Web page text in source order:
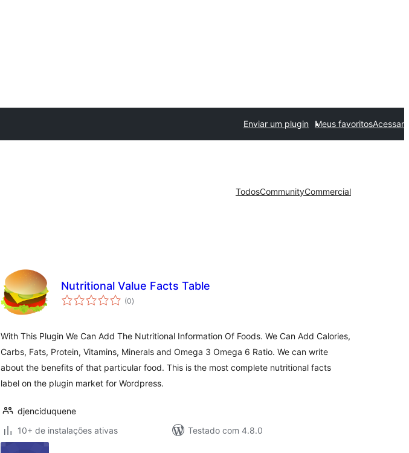
Enviar um plugin Meus favoritosAcessar
TodosCommunityCommercial
Nutritional Value Facts Table
(0total
de
)
With This Plugin We Can Add The Nutritional Information Of Foods. We Can Add Calories,
Carbs, Fats, Protein, Vitamins, Minerals and Omega 3 Omega 6 Ratio. We can write
about the benefits of that particular food. This is the most complete nutritional facts
label on the plugin market for Wordpress.
djenciduquene
10+ de instalações ativas
Testado com 4.8.0